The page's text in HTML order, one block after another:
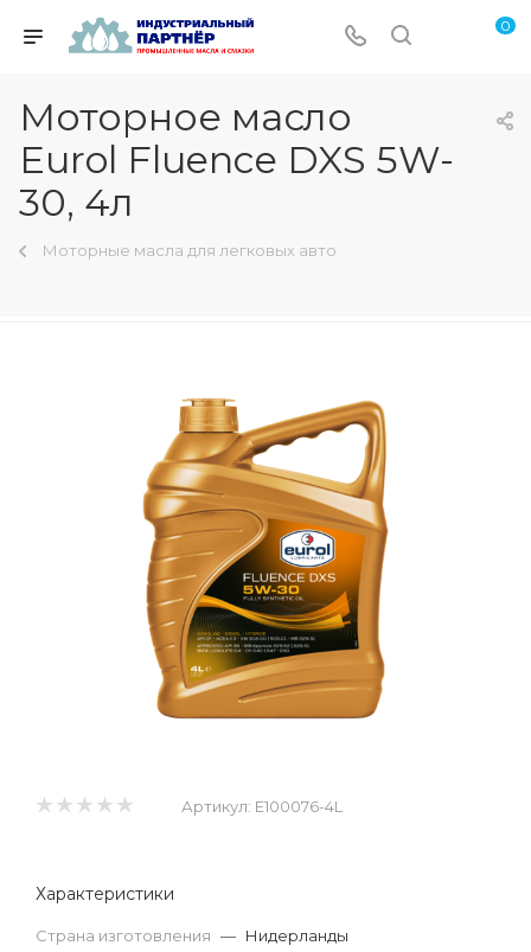
0
Моторное масло
Eurol Fluence DXS 5W-
30, 4л
Моторные масла для легковых авто
Артикул: E100076-4L
Характеристики
Страна изготовления — Нидерланды